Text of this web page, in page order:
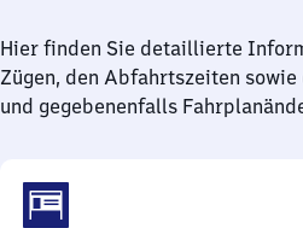
Hier finden Sie detaillierte
Zügen, den Abfahrtszeiten
und gegebenenfalls